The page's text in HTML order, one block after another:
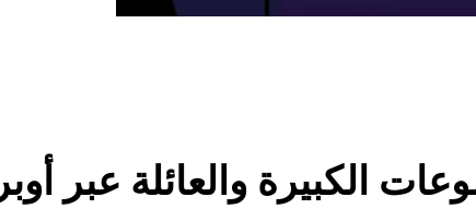
الكبيرة والعائلة عبر أوبر